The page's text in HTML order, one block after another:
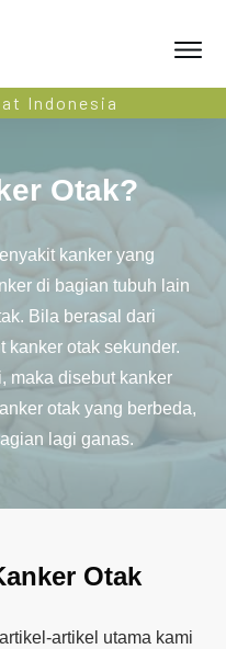
Indonesia
Otak?
kanker yang
di bagian tubuh lain
Bila berasal dari
kanker otak sekunder.
maka disebut kanker
otak yang berbeda,
lagi ganas.
Otak
artikel utama kami